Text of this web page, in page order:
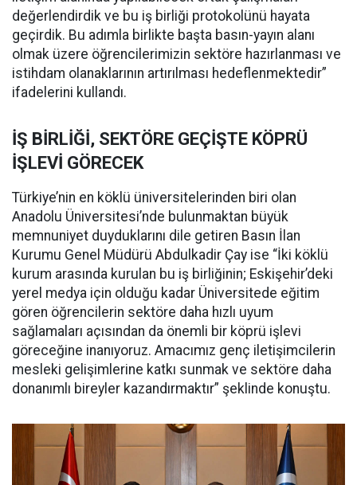
değerlendirdik ve bu iş birliği protokolünü hayata
geçirdik. Bu adımla birlikte başta basın-yayın alanı
olmak üzere öğrencilerimizin sektöre hazırlanması ve
istihdam olanaklarının artırılması hedeflenmektedir”
ifadelerini kullandı.
İŞ BİRLİĞİ, SEKTÖRE GEÇİŞTE KÖPRÜ
İŞLEVİ GÖRECEK
Türkiye’nin en köklü üniversitelerinden biri olan
Anadolu Üniversitesi’nde bulunmaktan büyük
memnuniyet duyduklarını dile getiren Basın İlan
Kurumu Genel Müdürü Abdulkadir Çay ise “İki köklü
kurum arasında kurulan bu iş birliğinin; Eskişehir’deki
yerel medya için olduğu kadar Üniversitede eğitim
gören öğrencilerin sektöre daha hızlı uyum
sağlamaları açısından da önemli bir köprü işlevi
göreceğine inanıyoruz. Amacımız genç iletişimcilerin
mesleki gelişimlerine katkı sunmak ve sektöre daha
donanımlı bireyler kazandırmaktır” şeklinde konuştu.